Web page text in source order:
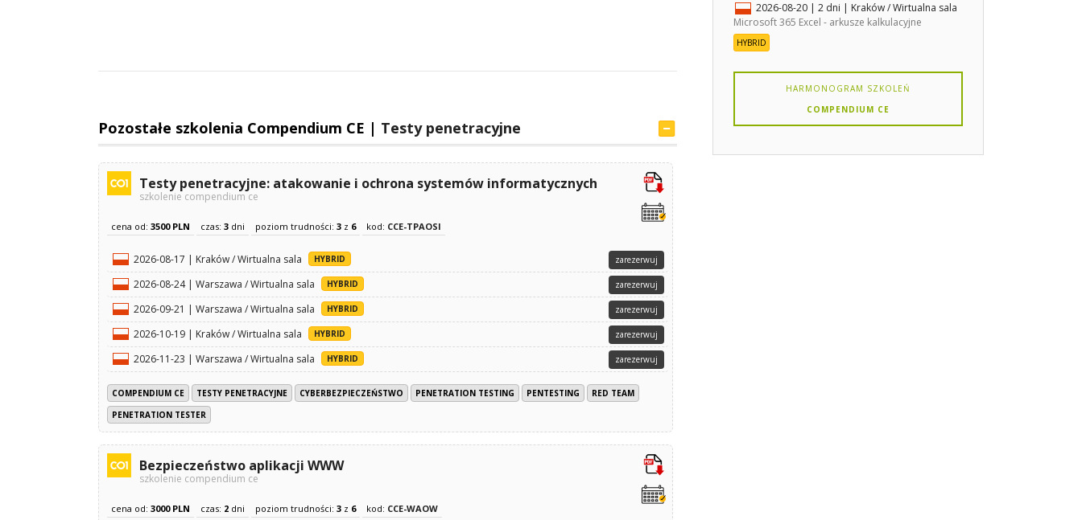
Pozostałe szkolenia Compendium CE | Testy penetracyjne
Testy penetracyjne: atakowanie i ochrona systemów informatycznych
szkolenie compendium ce
cena od: 3500 PLN czas: 3 dni poziom trudności: 3 z 6 kod: CCE-TPAOSI
2026-08-17 | Kraków / Wirtualna sala HYBRID zarezerwuj
2026-08-24 | Warszawa / Wirtualna sala HYBRID zarezerwuj
2026-09-21 | Warszawa / Wirtualna sala HYBRID zarezerwuj
2026-10-19 | Kraków / Wirtualna sala HYBRID zarezerwuj
2026-11-23 | Warszawa / Wirtualna sala HYBRID zarezerwuj
COMPENDIUM CE TESTY PENETRACYJNE CYBERBEZPIECZEŃSTWO PENETRATION TESTING PENTESTING
RED TEAM
PENETRATION TESTER
Bezpieczeństwo aplikacji WWW
szkolenie compendium ce
cena od: 3000 PLN czas: 2 dni poziom trudności: 3 z 6 kod: CCE-WAOW
2026-08-20 | 2 dni | Kraków / Wirtualna sala
Microsoft 365 Excel - arkusze kalkulacyjne
HYBRID
HARMONOGRAM SZKOLEŃ
COMPENDIUM CE